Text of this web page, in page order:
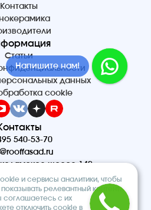
Контакты
Статьи
данных
cookie
540-53-70
шоссе 142,
606, 6 этаж
“Титан”
и сервисы аналитики, чтобы
релевантный контент.
соглашаетесь с их
отключить cookie в
Напишите нам!